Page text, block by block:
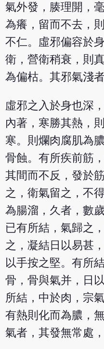
氣外發，腠理開，
為癢，留而不去，
不仁。虛邪偏容於
衛，營衛稍衰，則
為偏枯。其邪氣淺
虛邪之入於身也深
內著，寒勝其熱，
寒。則爛肉腐肌為
骨蝕。有所疾前筋
其間而不反，發於
之，衛氣留之，不
為腸溜，久者，數
已有所結，氣歸之
之，凝結日以易甚
以手按之堅。有所
骨，骨與氣并，日
所結，中於肉，宗
有熱則化而為膿，
氣者，其發無常處